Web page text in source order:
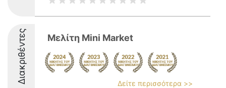
Διακριθέντες Μελίτη Mini Market
Δείτε περισσότερα >>